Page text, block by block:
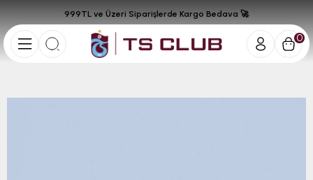
0
999TL ve Üzeri Siparişlerde Kargo Bedava 🚀